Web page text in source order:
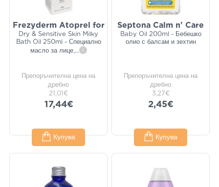
Frezyderm Atoprel for
Dry & Sensitive Skin Milky
Bath Oil 250ml - Специално
масло за лице,... i
Препоръчителна цена на
дребно
21,01€
17,44€
Купува
Septona Calm n' Care
Baby Oil 200ml - Бебешко
олио с балсам и зехтин
Препоръчителна цена на
дребно
3,27€
2,45€
Купува